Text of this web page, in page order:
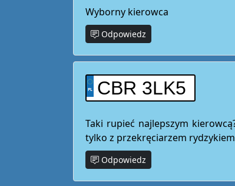
Wyborny kierowca
Odpowiedz
CBR 3LK5
Taki rupieć najlepszym
tylko z przekręciarzem rydzykiem
Odpowiedz